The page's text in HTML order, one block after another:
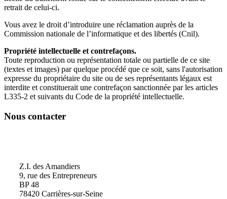
retrait de celui-ci.
Vous avez le droit d’introduire une réclamation auprès de la
Commission nationale de l’informatique et des libertés (Cnil).
Propriété intellectuelle et contrefaçons.
Toute reproduction ou représentation totale ou partielle de ce site
(textes et images) par quelque procédé que ce soit, sans l'autorisation
expresse du propriétaire du site ou de ses représentants légaux est
interdite et constituerait une contrefaçon sanctionnée par les articles
L335-2 et suivants du Code de la propriété intellectuelle.
Nous contacter
Z.I. des Amandiers
9, rue des Entrepreneurs
BP 48
78420 Carrières-sur-Seine